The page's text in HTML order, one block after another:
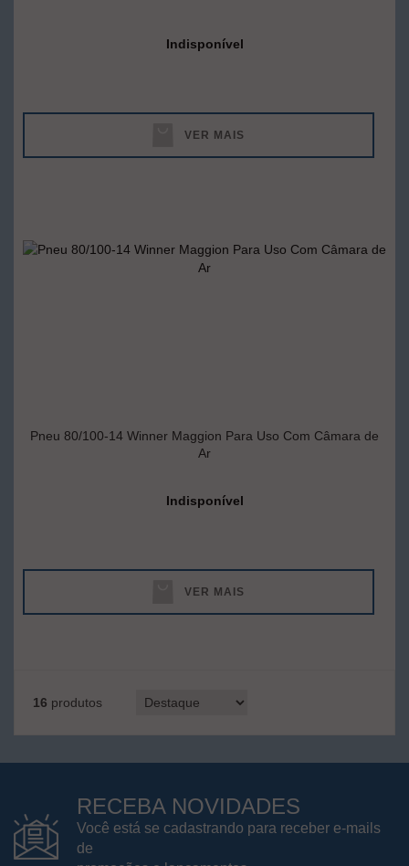
Indisponível
VER MAIS
Pneu 80/100-14 Winner Maggion Para Uso Com Câmara de
Ar
Indisponível
VER MAIS
16 produtos
RECEBA NOVIDADES
Você está se cadastrando para receber e-mails
de